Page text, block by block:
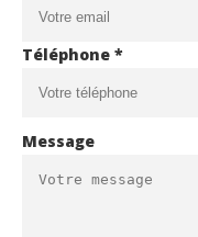
Téléphone *
Message